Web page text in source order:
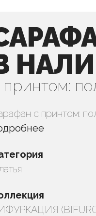
принтом:
с принтом: